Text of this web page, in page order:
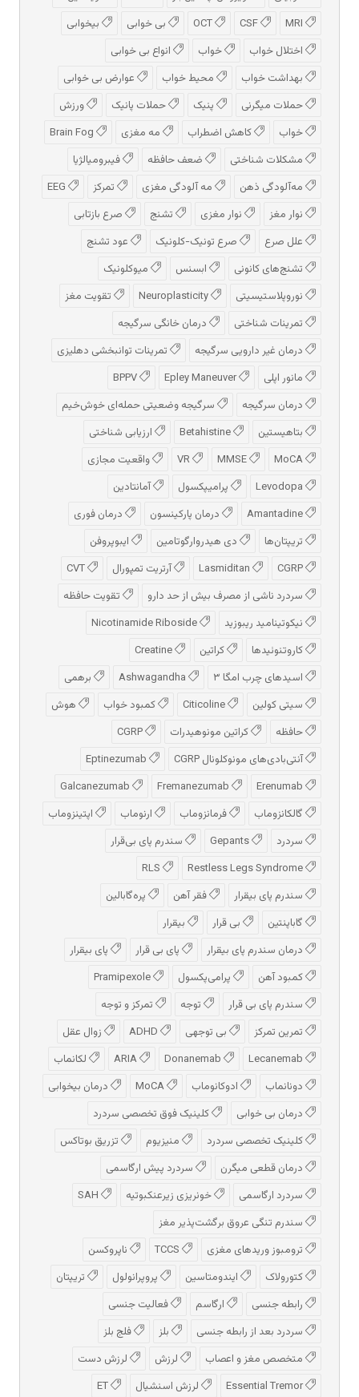
بی خوابی
بیخوابی
اختلال خواب
خواب
انواع بی خوابی
بهداشت خواب
محیط خواب
عوارض بی خوابی
حملات میگرنی
پنیک حملات پانیک
ورزش
خواب
کاهش اضطراب مه مغزی
مشکلات شناختی
ضعف حافظه
فیبرومیالژیا
مه‌آلودگی ذهن
مه‌ آلودگی مغزی تمرکز
نوار مغز
نوار مغزی تشنج
صرع بازتابی
علل صرع
صرع تونیک-کلونیک
عود تشنج
تشنج‌های کانونی
ابسنس
میوکلونیک
نوروپلاستیسیتی
تقویت مغز
تمرینات شناختی
درمان خانگی سرگیجه
درمان غیر دارویی سرگیجه
تمرینات توانبخشی دهلیزی
مانور اپلی
درمان سرگیجه
سرگیجه وضعیتی حمله‌ای خوش‌خیم
بتاهیستین
ارزیابی شناختی
واقعیت مجازی
پرامیپکسول
آمانتادین
درمان پارکینسون
درمان فوری
تریپتان‌ها
دی هیدروارگوتامین
ایبوپروفن
آرتریت تمپورال
سردرد ناشی از مصرف بیش از حد دارو
تقویت حافظه
نیکوتینامید ریبوزید
کاروتنوئیدها
کراتین
اسیدهای چرب امگا ۳
برهمی
سیتی کولین
کمبود خواب
هوش
حافظه
کراتین مونوهیدرات
آنتی‌بادی‌های مونوکلونال CGRP
گالکانزوماب
فرمانزوماب ارنوماب
اپتینزوماب
سردرد
سندرم پای بی‌قرار
سندرم پای بیقرار
فقر آهن
پره‌گابالین
گاباپنتین
بی قرار
بیقرار
درمان سندرم پای بیقرار
پای بی قرار
پای بیقرار
کمبود آهن
پرامی‌پکسول
سندرم پای بی قرار
توجه
تمرکز و توجه
تمرین تمرکز
بی توجهی
زوال عقل
لکانماب
دونانماب
ادوكانوماب
درمان بیخوابی
درمان بی خوابی
کلینیک فوق تخصصی سردرد
کلینیک تخصصی سردرد
منیزیوم
تزریق بوتاکس
درمان قطعی میگرن
سردرد پیش‌ ارگاسمی
سردرد ارگاسمی
خونریزی زیرعنکبوتیه
سندرم تنگی عروق برگشت‌پذیر مغز
ترومبوز وریدهای مغزی
ناپروکسن
کتورولاک
ایندومتاسین پروپرانولول
تریپتان
رابطه جنسی
ارگاسم
فعالیت جنسی
سردرد بعد از رابطه جنسی
بلز
فلج بلز
متخصص مغز و اعصاب
لرزش
لرزش دست
لرزش اسنشیال